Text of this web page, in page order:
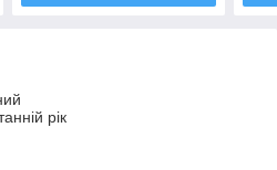
рік